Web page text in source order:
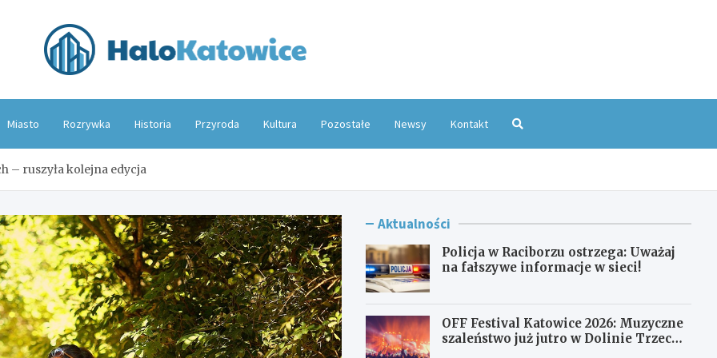
Miasto Rozrywka Historia Przyroda Kultura Pozostałe Newsy Kontakt
– ruszyła kolejna edycja
Aktualności
Policja w Raciborzu ostrzega: Uważaj
na fałszywe informacje w sieci!
OFF Festival Katowice 2026: Muzyczne
szaleństwo już jutro w Dolinie Trzech